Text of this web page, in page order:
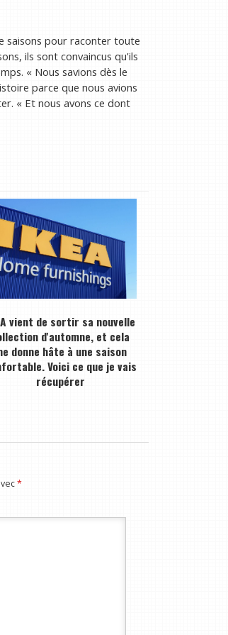
saisons pour raconter toute
ils sont convaincus qu'ils
« Nous savions dès le
parce que nous avions
« Et nous avons ce dont
vient de sortir sa nouvelle
d'automne, et cela
donne hâte à une saison
Voici ce que je vais
récupérer
*